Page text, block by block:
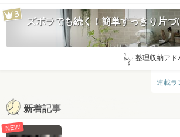
ズボラでも続く！簡単すっきり片づ
by: 整理収納アド
連載ラ
新着記事
NEW